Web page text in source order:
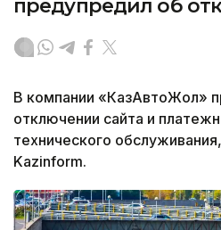
предупредил об
В компании «КазАвтоЖол»
отключении сайта и
технического
Kazinform.